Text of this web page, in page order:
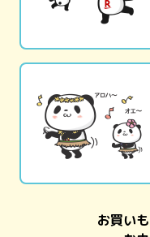
お買い